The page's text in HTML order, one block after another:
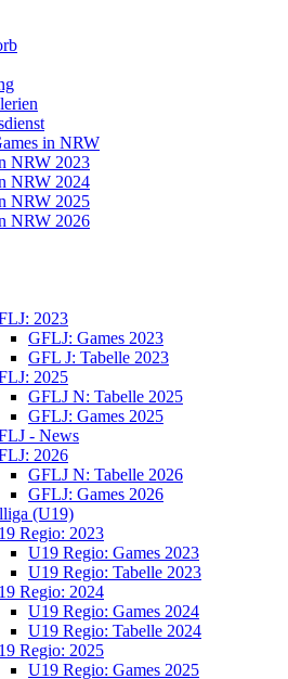
in NRW
NRW 2023
NRW 2024
NRW 2025
NRW 2026
2023
GFLJ: Games 2023
GFL J: Tabelle 2023
2025
GFLJ N: Tabelle 2025
GFLJ: Games 2025
- News
2026
GFLJ N: Tabelle 2026
GFLJ: Games 2026
(U19)
Regio: 2023
U19 Regio: Games 2023
U19 Regio: Tabelle 2023
Regio: 2024
U19 Regio: Games 2024
U19 Regio: Tabelle 2024
Regio: 2025
U19 Regio: Games 2025